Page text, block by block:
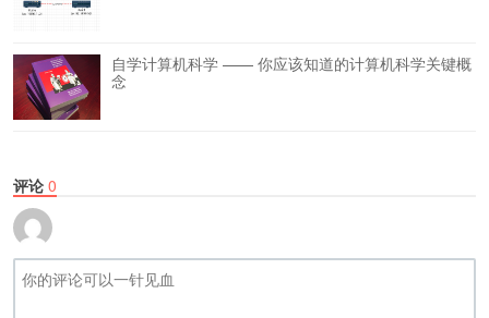
自学计算机科学 —— 你应该知道的计算机科学关键概
念
评论 0